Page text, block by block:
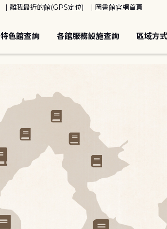
離我最近的館(GPS定位) 圖書館官網首頁
特色館查詢 各館服務設施查詢 區域方